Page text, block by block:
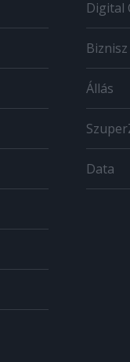
Digital
Biznisz
Állás
Data